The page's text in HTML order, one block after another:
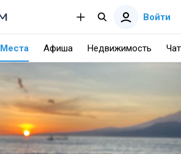
Войти
Места Афиша Недвижимость Чат